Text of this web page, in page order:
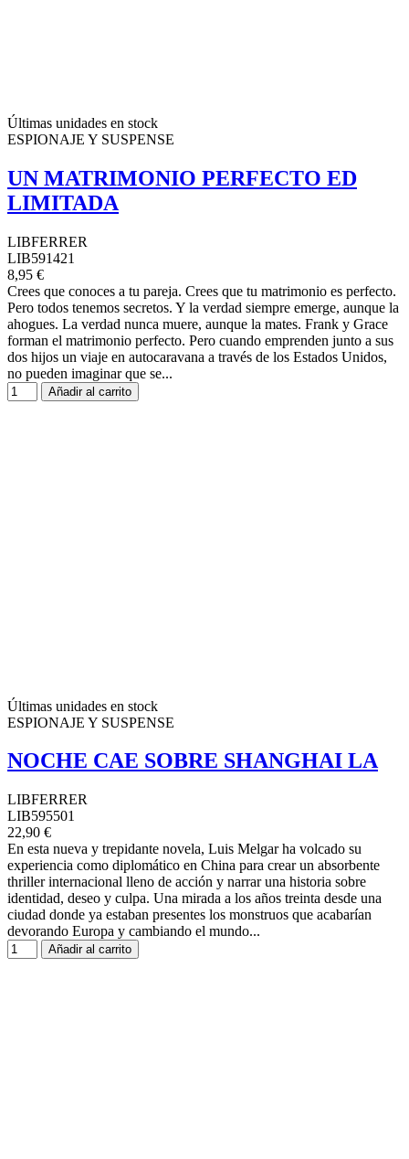
Últimas unidades en stock
ESPIONAJE Y SUSPENSE
UN MATRIMONIO PERFECTO ED
LIMITADA
LIBFERRER
LIB591421
8,95 €
Crees que conoces a tu pareja. Crees que tu matrimonio es perfecto.
Pero todos tenemos secretos. Y la verdad siempre emerge, aunque la
ahogues. La verdad nunca muere, aunque la mates. Frank y Grace
forman el matrimonio perfecto. Pero cuando emprenden junto a sus
dos hijos un viaje en autocaravana a través de los Estados Unidos,
no pueden imaginar que se...
Añadir al carrito
Últimas unidades en stock
ESPIONAJE Y SUSPENSE
NOCHE CAE SOBRE SHANGHAI LA
LIBFERRER
LIB595501
22,90 €
En esta nueva y trepidante novela, Luis Melgar ha volcado su
experiencia como diplomático en China para crear un absorbente
thriller internacional lleno de acción y narrar una historia sobre
identidad, deseo y culpa. Una mirada a los años treinta desde una
ciudad donde ya estaban presentes los monstruos que acabarían
devorando Europa y cambiando el mundo...
Añadir al carrito